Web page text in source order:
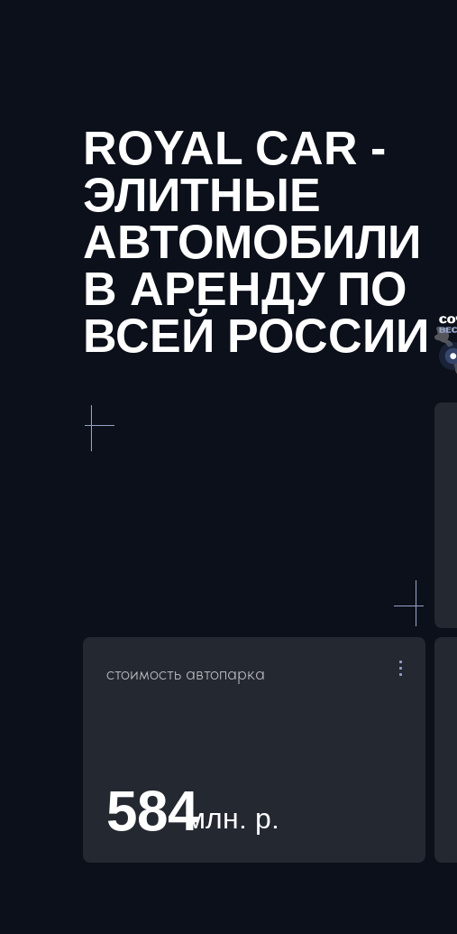
ROYAL CAR -
ЭЛИТНЫЕ
АВТОМОБИЛИ
В АРЕНДУ ПО
ВСЕЙ РОССИИ
584
стоимость автопарка
млн. р.